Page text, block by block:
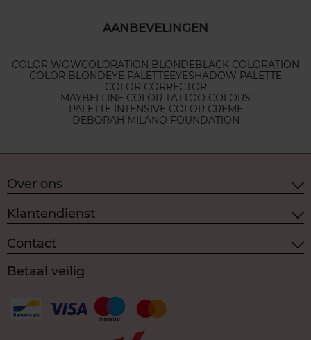
AANBEVELINGEN
COLOR WOWCOLORATION BLONDEBLACK COLORATION
COLOR BLOND EYE PALETTEEYESHADOW PALETTE
COLOR CORRECTOR
MAYBELLINE COLOR TATTOO COLORS
PALETTE INTENSIVE COLOR CREME
DEBORAH MILANO FOUNDATION
Over ons
Klantendienst
Contact
Betaal veilig